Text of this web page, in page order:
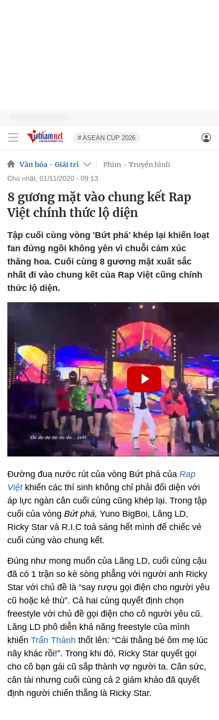
# ASEAN CUP 2026
Văn hóa - Giải trí Phim - Truyền hình
chủ nhật, 01/11/2020 - 09:13
8 gương mặt vào chung kết Rap
Việt chính thức lộ diện
Tập cuối cùng vòng 'Bứt phá' khép lại khiến loạt
fan đứng ngồi không yên vì chuỗi cảm xúc
thăng hoa. Cuối cùng 8 gương mặt xuất sắc
nhất đi vào chung kết của Rap Việt cũng chính
thức lộ diện.
Đường đua nước rút của vòng Bứt phá của Rap
Việtkhiến các thí sinh không chỉ phải đối diện với
áp lực ngàn cân cuối cùng cũng khép lại. Trong tập
cuối của vòng Bứt phá, Yuno BigBoi, Lăng LD,
Ricky Star và R.I.C toả sáng hết mình để chiếc vé
cuối cùng vào chung kết.
Đúng như mong muốn của Lăng LD, cuối cùng cậu
đã có 1 trận so kè sòng phẳng với người anh Ricky
Star với chủ đề là “say rượu gọi điện cho người yêu
cũ hoặc kẻ thù”. Cả hai cùng quyết định chọn
freestyle với chủ đề gọi điện cho cô người yêu cũ.
Lăng LD phô diễn khả năng freestyle của mình
khiến Trấn Thành thốt lên: “Cái thằng bé ôm mẹ lúc
nãy khác rồi!”. Trong khi đó, Ricky Star quyết gọi
cho cô bạn gái cũ sắp thành vợ người ta. Cân sức,
cân tài nhưng cuối cùng cả 2 giám khảo đã quyết
định người chiến thắng là Ricky Star.